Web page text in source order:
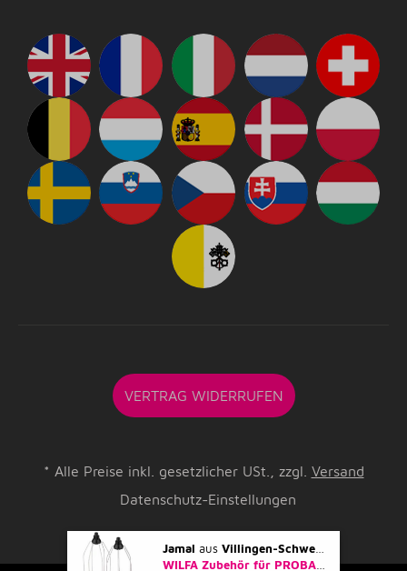
VERTRAG WIDERRUFEN
* Alle Preise inkl. gesetzlicher USt., zzgl. Versand
Datenschutz-Einstellungen
Jamal aus Villingen-Schwenningen
WILFA Zubehör für PROBAKER Küchenmaschine - Ersatz-Schneebesen